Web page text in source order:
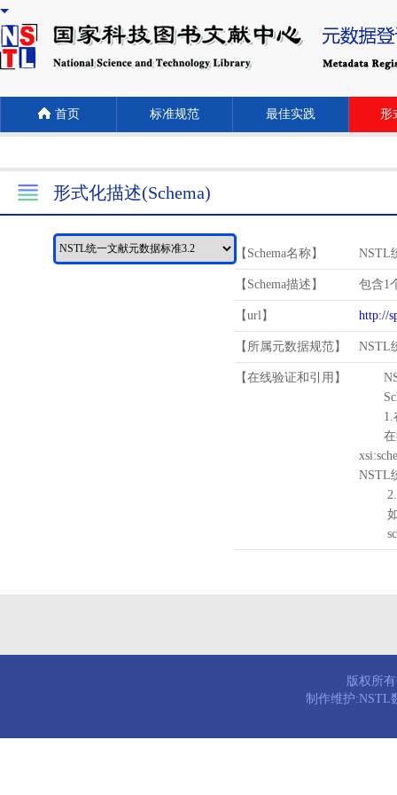
首页 标准规范 最佳实践 形
形式化描述(Schema)
【Schema名称】 NSTL
【Schema描述】 包含1
【url】 http://
【所属元数据规范】 NSTL
【在线验证和引用】
1.
在待
NSTL
2.
如需
版权所
制作维护:NSTL